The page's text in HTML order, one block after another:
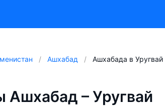
Ашхабад Ашхабада в Уругвай
– Уругвай